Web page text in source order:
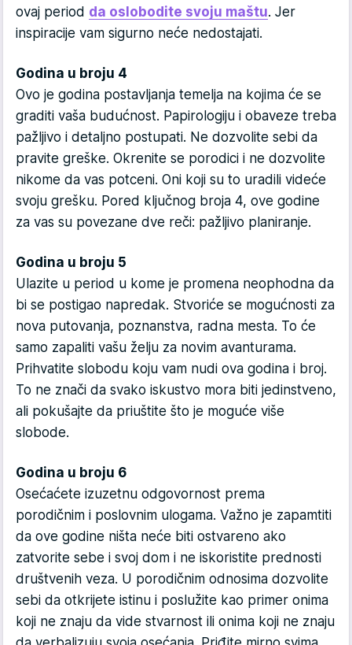
ovaj period da oslobodite svoju maštu. Jer
inspiracije vam sigurno neće nedostajati.
Godina u broju 4
Ovo je godina postavljanja temelja na kojima će se
graditi vaša budućnost. Papirologiju i obaveze treba
pažljivo i detaljno postupati. Ne dozvolite sebi da
pravite greške. Okrenite se porodici i ne dozvolite
nikome da vas potceni. Oni koji su to uradili videće
svoju grešku. Pored ključnog broja 4, ove godine
za vas su povezane dve reči: pažljivo planiranje.
Godina u broju 5
Ulazite u period u kome je promena neophodna da
bi se postigao napredak. Stvoriće se mogućnosti za
nova putovanja, poznanstva, radna mesta. To će
samo zapaliti vašu želju za novim avanturama.
Prihvatite slobodu koju vam nudi ova godina i broj.
To ne znači da svako iskustvo mora biti jedinstveno,
ali pokušajte da priuštite što je moguće više
slobode.
Godina u broju 6
Osećaćete izuzetnu odgovornost prema
porodičnim i poslovnim ulogama. Važno je zapamtiti
da ove godine ništa neće biti ostvareno ako
zatvorite sebe i svoj dom i ne iskoristite prednosti
društvenih veza. U porodičnim odnosima dozvolite
sebi da otkrijete istinu i poslužite kao primer onima
koji ne znaju da vide stvarnost ili onima koji ne znaju